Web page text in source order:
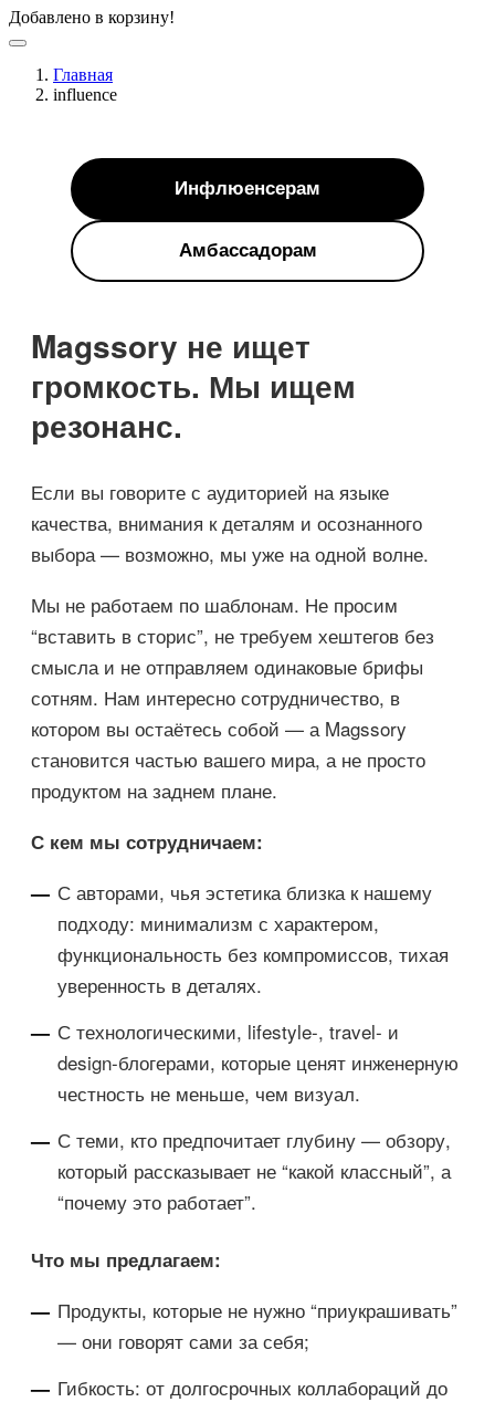
Добавлено в корзину!
Главная
influence
Инфлюенсерам
Амбассадорам
Magssory не ищет
громкость. Мы ищем
резонанс.
Если вы говорите с аудиторией на языке
качества, внимания к деталям и осознанного
выбора — возможно, мы уже на одной волне.
Мы не работаем по шаблонам. Не просим
“вставить в сторис”, не требуем хештегов без
смысла и не отправляем одинаковые брифы
сотням. Нам интересно сотрудничество, в
котором вы остаётесь собой — а Magssory
становится частью вашего мира, а не просто
продуктом на заднем плане.
С кем мы сотрудничаем:
С авторами, чья эстетика близка к нашему
подходу: минимализм с характером,
функциональность без компромиссов, тихая
уверенность в деталях.
С технологическими, lifestyle-, travel- и
design-блогерами, которые ценят инженерную
честность не меньше, чем визуал.
С теми, кто предпочитает глубину — обзору,
который рассказывает не “какой классный”, а
“почему это работает”.
Что мы предлагаем:
Продукты, которые не нужно “приукрашивать”
— они говорят сами за себя;
Гибкость: от долгосрочных коллабораций до